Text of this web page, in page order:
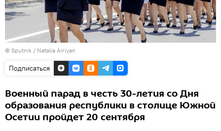
© Sputnik / Natalia Airiyan
Подписаться
Военный парад в честь 30-летия со Дня
образования республики в столице Южной
Осетии пройдет 20 сентября